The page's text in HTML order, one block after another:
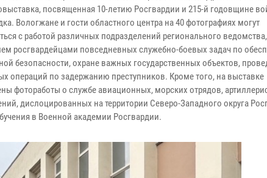
посвященная 10-летию Росгвардии и 215-й годовщине
Вологжане и гости областного центра на 40 фотографиях могут
с работой различных подразделений регионального ведомства,
росгвардейцами повседневных служебно-боевых задач по
безопасности, охране важных государственных объектов,
операций по задержанию преступников. Кроме того, на выставке
фотоработы о службе авиационных, морских отрядов,
дислоцированных на территории Северо-Западного округа
в Военной академии Росгвардии.